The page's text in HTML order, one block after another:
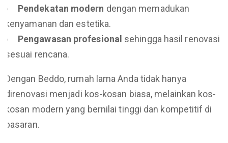
Pendekatan modern dengan memadukan
kenyamanan dan estetika.
Pengawasan profesional sehingga hasil renovasi
sesuai rencana.
Dengan Beddo, rumah lama Anda tidak hanya
direnovasi menjadi kos-kosan biasa, melainkan kos-
kosan modern yang bernilai tinggi dan kompetitif di
pasaran.